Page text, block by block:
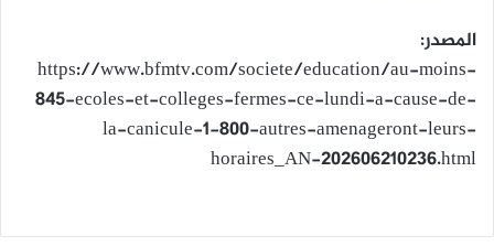
المصدر:
https://www.bfmtv.com/societe/education/au-moins-
845-ecoles-et-colleges-fermes-ce-lundi-a-cause-de-
la-canicule-1-800-autres-amenageront-leurs-
horaires_AN-202606210236.html